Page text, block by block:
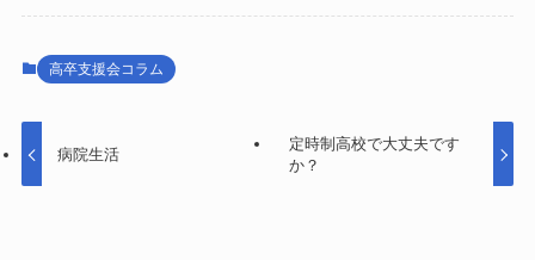
高卒支援会コラム
病院生活
定時制高校で大丈夫です
か？